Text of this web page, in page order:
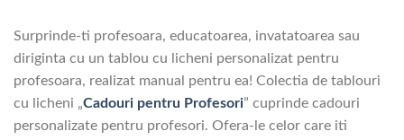
Surprinde-ti profesoara, educatoarea, invatatoarea sau
diriginta cu un tablou cu licheni personalizat pentru
profesoara, realizat manual pentru ea! Colectia de tablouri
cu licheni „Cadouri pentru Profesori” cuprinde cadouri
personalizate pentru profesori. Ofera-le celor care iti